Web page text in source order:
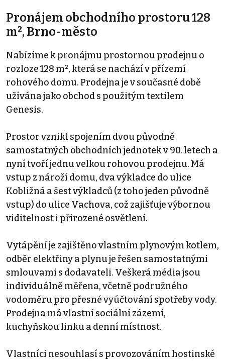
Pronájem obchodního prostoru 128
m², Brno-město
Nabízíme k pronájmu prostornou prodejnu o
rozloze 128 m², která se nachází v přízemí
rohového domu. Prodejna je v současné době
užívána jako obchod s použitým textilem
Genesis.
Prostor vznikl spojením dvou původně
samostatných obchodních jednotek v 90. letech a
nyní tvoří jednu velkou rohovou prodejnu. Má
vstup z nároží domu, dva výkladce do ulice
Kobližná a šest výkladců (z toho jeden původně
vstup) do ulice Vachova, což zajišťuje výbornou
viditelnost i přirozené osvětlení.
Vytápění je zajištěno vlastním plynovým kotlem,
odběr elektřiny a plynu je řešen samostatnými
smlouvami s dodavateli. Veškerá média jsou
individuálně měřena, včetně podružného
vodoměru pro přesné vyúčtování spotřeby vody.
Prodejna má vlastní sociální zázemí,
kuchyňskou linku a denní místnost.
Vlastníci nesouhlasí s provozováním hostinské